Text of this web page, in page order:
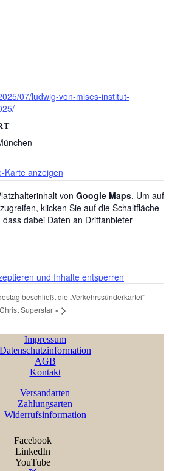
07/ludwig-von-mises-institut-
Karte anzeigen
von Google Maps. Um auf
klicken Sie auf die Schaltfläche
dabei Daten an Drittanbieter
und Inhalte entsperren
beschließt die „Verkehrssünderkartei“
Superstar »
Impressum
Datenschutzinformation
AGB
Kontakt
Versandarten
Zahlungsarten
Widerrufsinformation
Facebook
LinkedIn
YouTube